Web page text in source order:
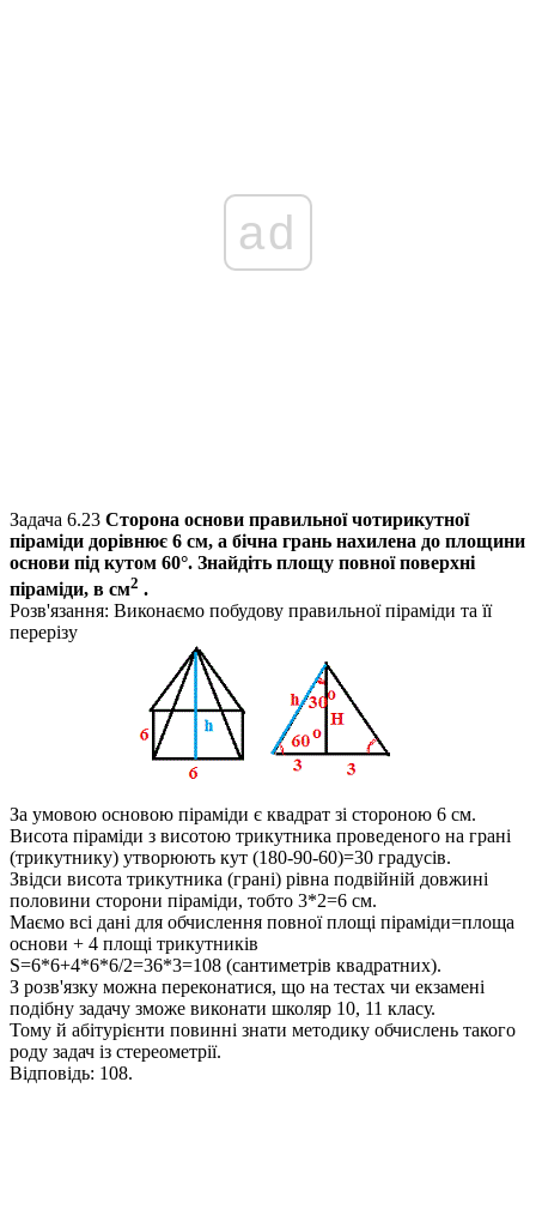
ad
Задача 6.23 Сторона основи правильної чотирикутної
піраміди дорівнює 6 см, а бічна грань нахилена до площини
основи під кутом 60°. Знайдіть площу повної поверхні
піраміди, в см2 .
Розв'язання: Виконаємо побудову правильної піраміди та її
перерізу
За умовою основою піраміди є квадрат зі стороною 6 см.
Висота піраміди з висотою трикутника проведеного на грані
(трикутнику) утворюють кут (180-90-60)=30 градусів.
Звідси висота трикутника (грані) рівна подвійній довжині
половини сторони піраміди, тобто 3*2=6 см.
Маємо всі дані для обчислення повної площі піраміди=площа
основи + 4 площі трикутників
S=6*6+4*6*6/2=36*3=108 (сантиметрів квадратних).
З розв'язку можна переконатися, що на тестах чи екзамені
подібну задачу зможе виконати школяр 10, 11 класу.
Тому й абітурієнти повинні знати методику обчислень такого
роду задач із стереометрії.
Відповідь: 108.